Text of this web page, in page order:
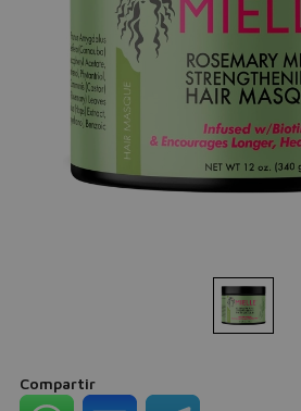
Compartir